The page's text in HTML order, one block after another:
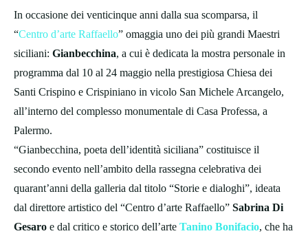
In occasione dei venticinque anni dalla sua scomparsa, il
“Centro d’arte Raffaello” omaggia uno dei più grandi Maestri
siciliani: Gianbecchina, a cui è dedicata la mostra personale in
programma dal 10 al 24 maggio nella prestigiosa Chiesa dei
Santi Crispino e Crispiniano in vicolo San Michele Arcangelo,
all’interno del complesso monumentale di Casa Professa, a
Palermo.
“Gianbecchina, poeta dell’identità siciliana” costituisce il
secondo evento nell’ambito della rassegna celebrativa dei
quarant’anni della galleria dal titolo “Storie e dialoghi”, ideata
dal direttore artistico del “Centro d’arte Raffaello” Sabrina Di
Gesaro e dal critico e storico dell’arte Tanino Bonifacio, che ha